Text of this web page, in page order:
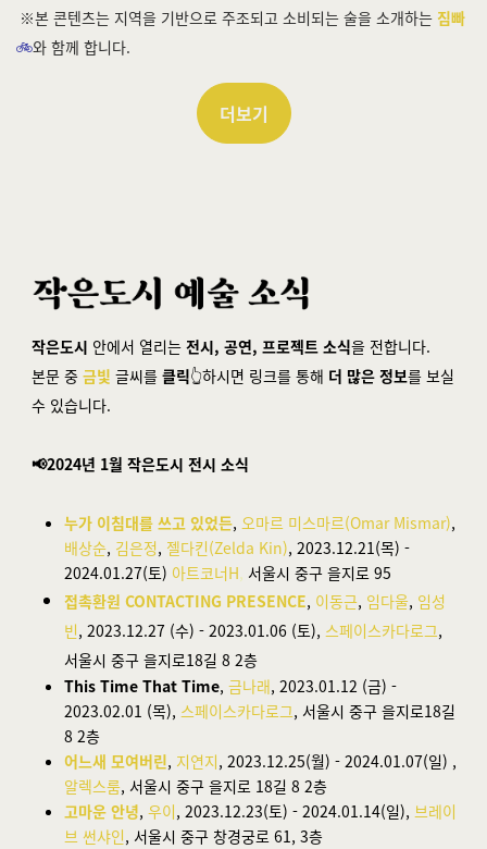
※본 콘텐츠는 지역을 기반으로 주조되고 소비되는 술을 소개하는 짐빠
🚲와 함께 합니다.
더보기
작은도시 안에서 열리는 전시, 공연, 프로젝트 소식을 전합니다.
본문 중 금빛 글씨를 클릭👆하시면 링크를 통해 더 많은 정보를 보실
수 있습니다.
📢2024년 1월 작은도시 전시 소식
누가 이침대를 쓰고 있었든, 오마르 미스마르(Omar Mismar),
배상순, 김은정, 젤다킨(Zelda Kin), 2023.12.21(목) -
2024.01.27(토) 아트코너H, 서울시 중구 을지로 95
접촉환원 CONTACTING PRESENCE, 이동근, 임다울, 임성
빈, 2023.12.27 (수) - 2023.01.06 (토), 스페이스카다로그,
서울시 중구 을지로18길 8 2층
This Time That Time, 금나래, 2023.01.12 (금) -
2023.02.01 (목), 스페이스카다로그, 서울시 중구 을지로18길
8 2층
어느새 모여버린, 지연지, 2023.12.25(월) - 2024.01.07(일) ,
알렉스룸, 서울시 중구 을지로 18길 8 2층
고마운 안녕, 우이, 2023.12.23(토) - 2024.01.14(일), 브레이
브 썬샤인, 서울시 중구 창경궁로 61, 3층